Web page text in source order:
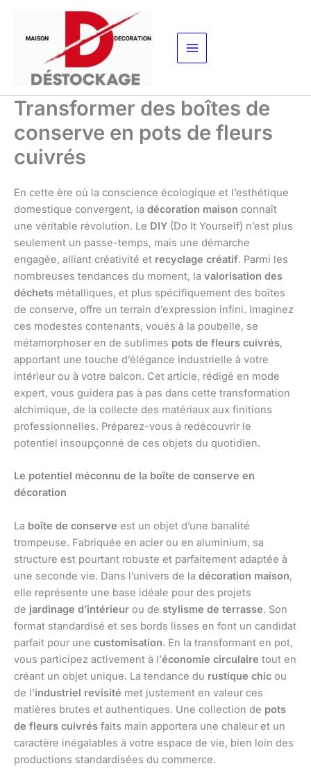
contenu
Transformer des boîtes de
conserve en pots de fleurs
cuivrés
En cette ère où la conscience écologique et l’esthétique
domestique convergent, la décoration maison connaît
une véritable révolution. Le DIY (Do It Yourself) n’est plus
seulement un passe-temps, mais une démarche
engagée, alliant créativité et recyclage créatif. Parmi les
nombreuses tendances du moment, la valorisation des
déchets métalliques, et plus spécifiquement des boîtes
de conserve, offre un terrain d’expression infini. Imaginez
ces modestes contenants, voués à la poubelle, se
métamorphoser en de sublimes pots de fleurs cuivrés,
apportant une touche d’élégance industrielle à votre
intérieur ou à votre balcon. Cet article, rédigé en mode
expert, vous guidera pas à pas dans cette transformation
alchimique, de la collecte des matériaux aux finitions
professionnelles. Préparez-vous à redécouvrir le
potentiel insoupçonné de ces objets du quotidien.
Le potentiel méconnu de la boîte de conserve en
décoration
La boîte de conserve est un objet d’une banalité
trompeuse. Fabriquée en acier ou en aluminium, sa
structure est pourtant robuste et parfaitement adaptée à
une seconde vie. Dans l’univers de la décoration maison,
elle représente une base idéale pour des projets
de jardinage d’intérieur ou de stylisme de terrasse. Son
format standardisé et ses bords lisses en font un candidat
parfait pour une customisation. En la transformant en pot,
vous participez activement à l’économie circulaire tout en
créant un objet unique. La tendance du rustique chic ou
de l’industriel revisité met justement en valeur ces
matières brutes et authentiques. Une collection de pots
de fleurs cuivrés faits main apportera une chaleur et un
caractère inégalables à votre espace de vie, bien loin des
productions standardisées du commerce.